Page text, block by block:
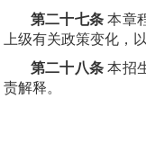
第二十七条 本章
上级有关政策变化，
第二十八条 本招
责解释。